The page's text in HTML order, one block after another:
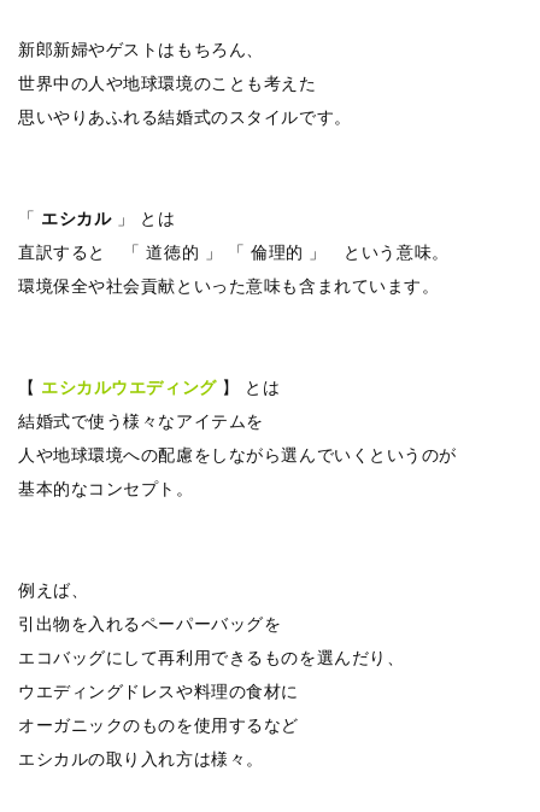
新郎新婦やゲストはもちろん、
世界中の人や地球環境のことも考えた
思いやりあふれる結婚式のスタイルです。
「 エシカル」 とは
直訳すると 「 道徳的 」 「 倫理的 」 という意味。
環境保全や社会貢献といった意味も含まれています。
【 エシカルウエディング 】 とは
結婚式で使う様々なアイテムを
人や地球環境への配慮をしながら選んでいくというのが
基本的なコンセプト。
例えば、
引出物を入れるペーパーバッグを
エコバッグにして再利用できるものを選んだり、
ウエディングドレスや料理の食材に
オーガニックのものを使用するなど
エシカルの取り入れ方は様々。